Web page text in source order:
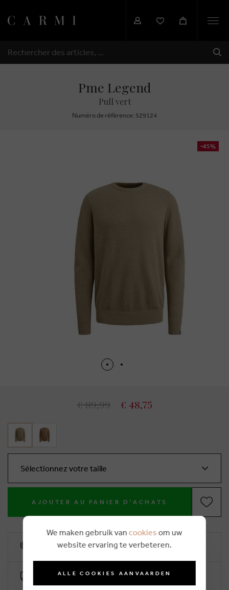
RECHERCHER
Pme Legend
Pull vert
Numéro de réfèrence: 529124
-45%
€ 89,99 € 48,75
Sélectionnez votre taille
AJOUTER AU PANIER D'ACHATS
10% remise de fidélité
Livraison gratuite dès €50 (2-4 jours ouvrables)
We maken gebruik van cookies om uw
website ervaring te verbeteren.
ALLE COOKIES AANVAARDEN